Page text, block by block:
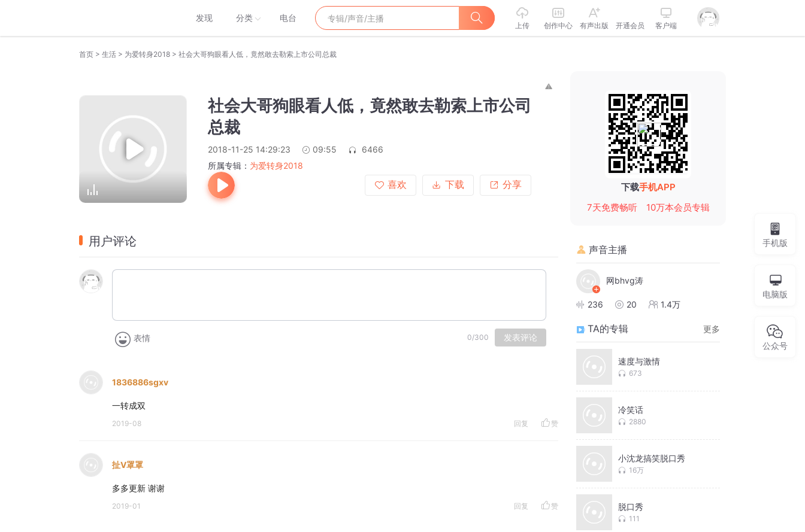
发现 分类 电台
上传 创作中心 有声出版 开通会员 客户端
首页 > 生活 > 为爱转身2018 > 社会大哥狗眼看人低，竟然敢去勒索上市公司总裁
社会大哥狗眼看人低，竟然敢去勒索上市公司
总裁
2018-11-25 14:29:23 09:55
6466
所属专辑： 为爱转身2018
喜欢
下载 分享
用户评论
表情 0/300 发表评论
1836886sgxv
一转成双
2019-08 回复 赞
扯V罩罩
多多更新 谢谢
2019-01 回复 赞
下载手机APP
7天免费畅听
10万本会员专辑
声音主播
网bhvg涛
236 20 1.4万
TA的专辑 更多
速度与激情
673
冷笑话
2880
小沈龙搞笑脱口秀
16万
脱口秀
111
手机版
电脑版
公众号